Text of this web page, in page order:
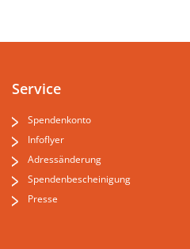
Service
Spendenkonto
Infoflyer
Adressänderung
Spendenbescheinigung
Presse